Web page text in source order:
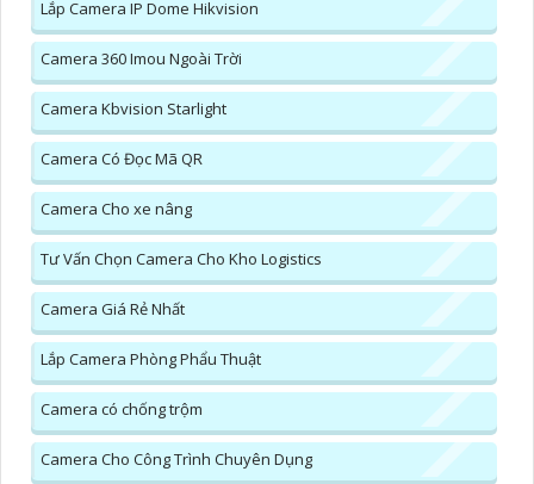
Lắp Camera IP Dome Hikvision
Camera 360 Imou Ngoài Trời
Camera Kbvision Starlight
Camera Có Đọc Mã QR
Camera Cho xe nâng
Tư Vấn Chọn Camera Cho Kho Logistics
Camera Giá Rẻ Nhất
Lắp Camera Phòng Phẩu Thuật
Camera có chống trộm
Camera Cho Công Trình Chuyên Dụng